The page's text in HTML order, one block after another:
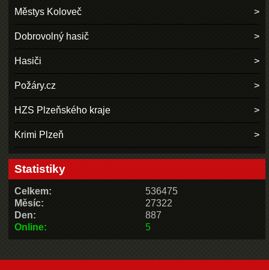
Městys Koloveč
Dobrovolný hasič
Hasiči
Požáry.cz
HZS Plzeňského kraje
Krimi Plzeň
Statistiky
Online: 5
Celkem:
536475
Měsíc:
27322
Den:
887